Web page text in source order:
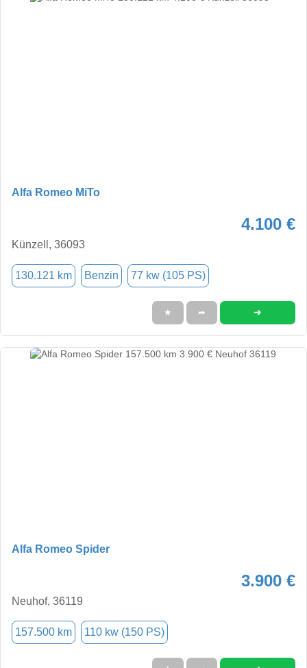
Alfa Romeo MiTo
4.100 €
Künzell, 36093
130.121 km Benzin 77 kw (105 PS)
★ ➦ ➜
Alfa Romeo Spider
3.900 €
Neuhof, 36119
157.500 km 110 kw (150 PS)